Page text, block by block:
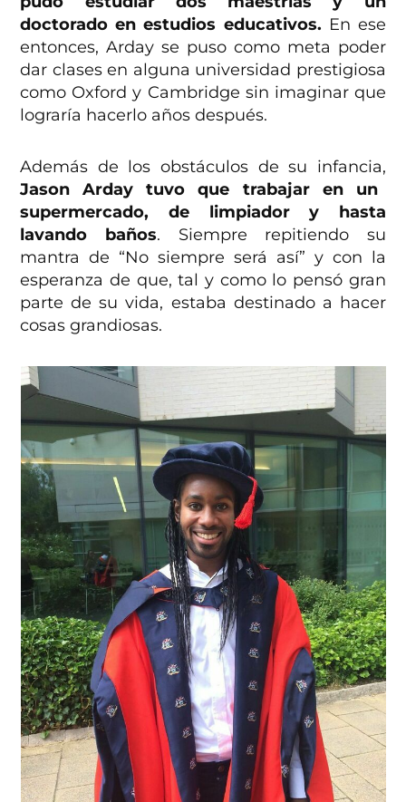
doctorado en estudios educativos. En ese
entonces, Arday se puso como meta poder
dar clases en alguna universidad prestigiosa
como Oxford y Cambridge sin imaginar que
lograría hacerlo años después.
Además de los obstáculos de su infancia,
Jason Arday tuvo que trabajar en un
supermercado, de limpiador y hasta
lavando baños. Siempre repitiendo su
mantra de “No siempre será así” y con la
esperanza de que, tal y como lo pensó gran
parte de su vida, estaba destinado a hacer
cosas grandiosas.